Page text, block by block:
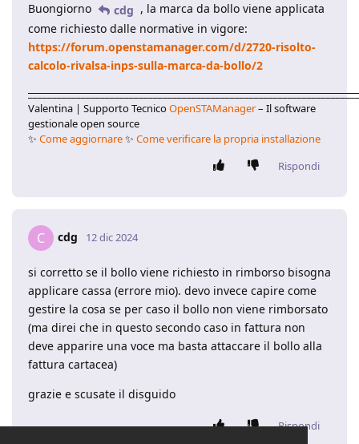
Buongiorno cdg , la marca da bollo viene applicata
come richiesto dalle normative in vigore:
https://forum.openstamanager.com/d/2720-risolto-
calcolo-rivalsa-inps-sulla-marca-da-bollo/2
Valentina | Supporto TecnicoOpenSTAManager– Il software
gestionale open source
✨ Come aggiornare✨ Come verificare la propria installazione
Rispondi
C cdg 12 dic 2024
si corretto se il bollo viene richiesto in rimborso bisogna
applicare cassa (errore mio). devo invece capire come
gestire la cosa se per caso il bollo non viene rimborsato
(ma direi che in questo secondo caso in fattura non
deve apparire una voce ma basta attaccare il bollo alla
fattura cartacea)
grazie e scusate il disguido
Rispondi